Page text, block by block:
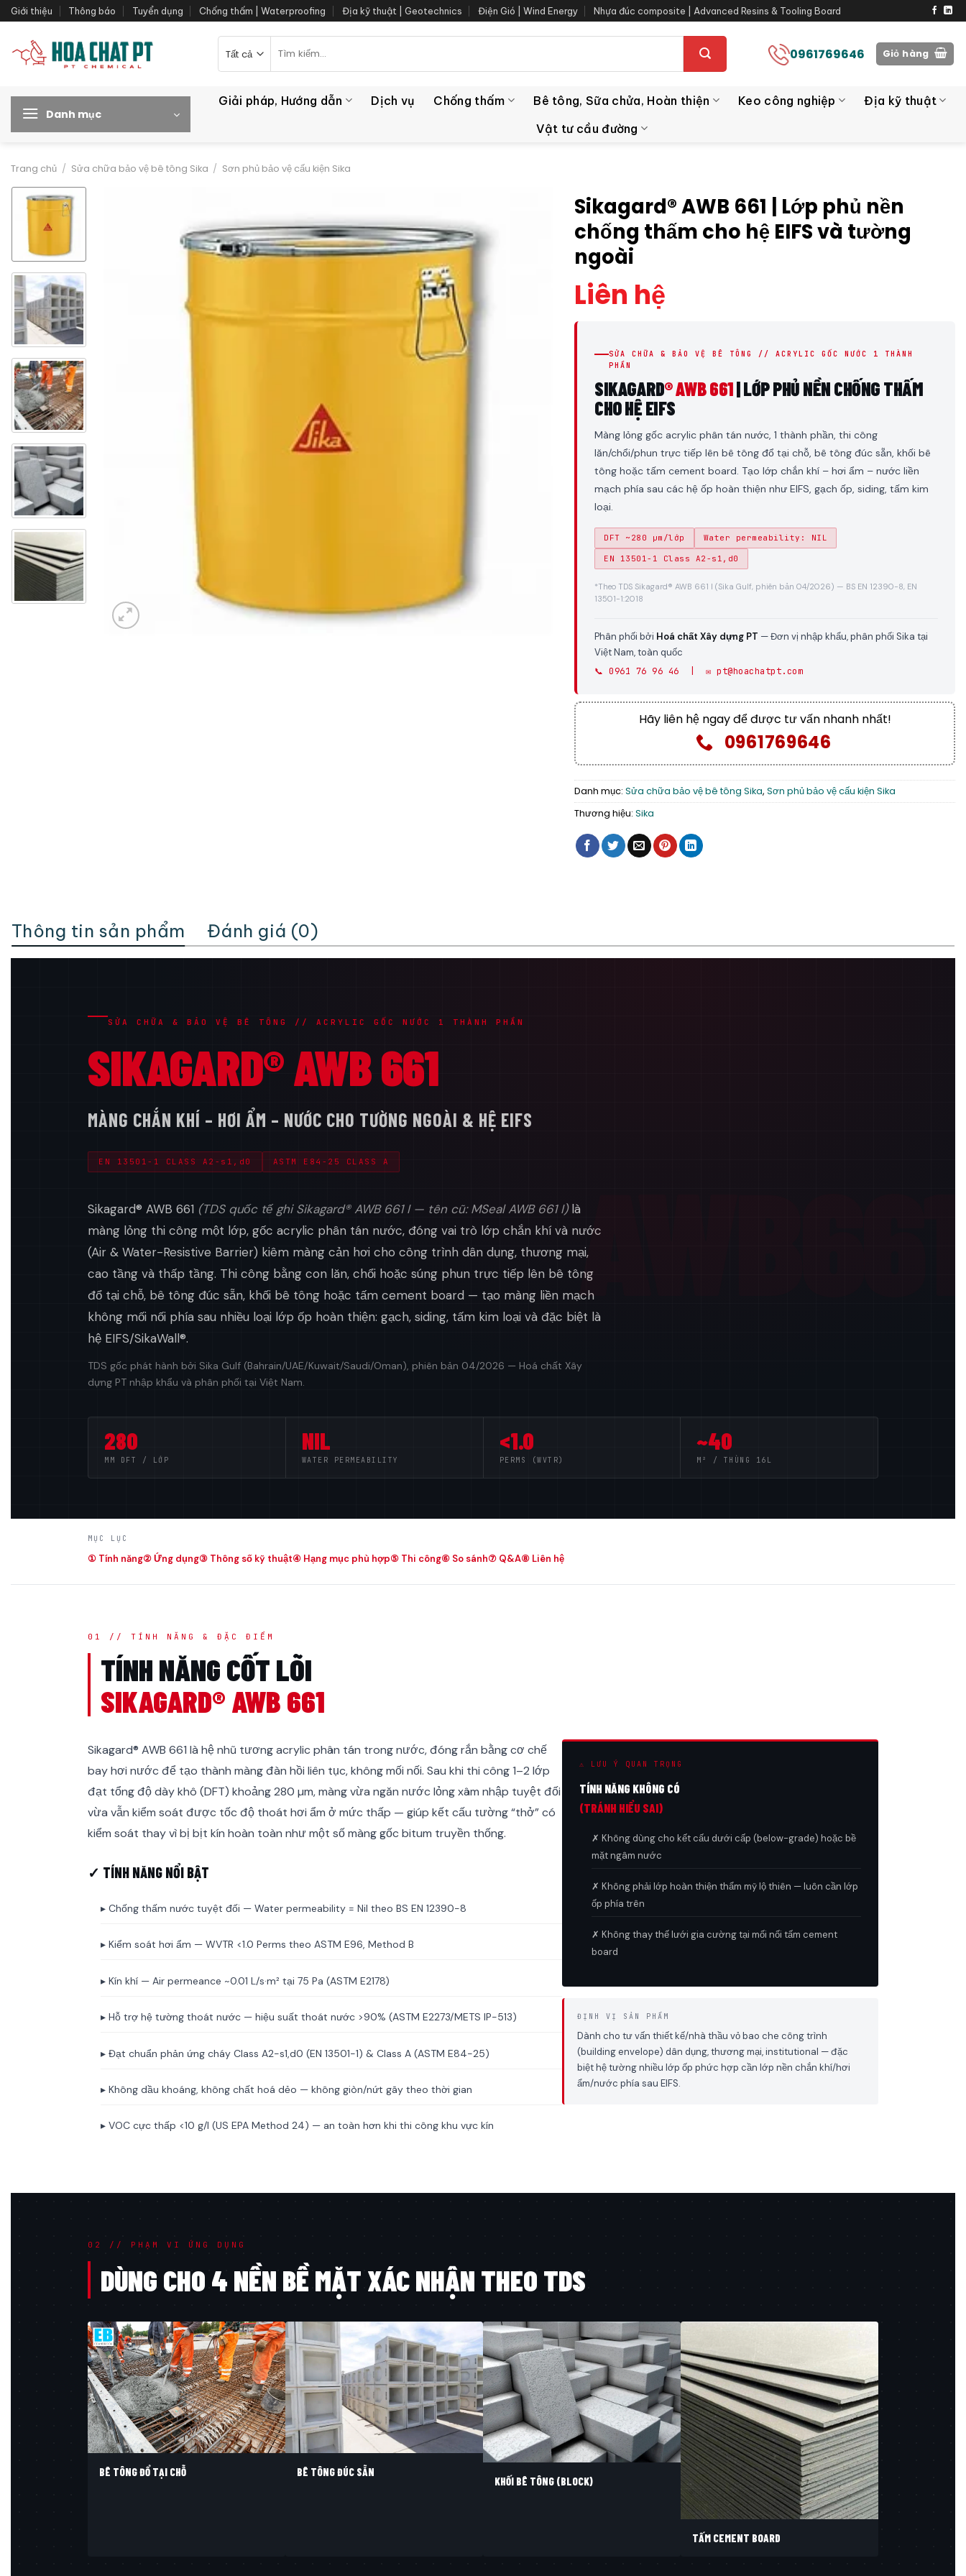
Bỏ
qua
dung
Giới thiệu Thông báo Tuyển dụng Chống thấm | Waterproofing Địa kỹ thuật | Geotechnics Điện Gió | Wind Energy Nhựa đúc composite | Advanced Resins & Tooling Board
kiếm:
0961769646 Giỏ hàng
Danh mục
Giải pháp, Hướng dẫn Dịch vụ Chống thấm Bê tông, Sữa chửa, Hoàn thiện Keo công nghiệp
Địa kỹ thuật
Vật tư cầu đường
Trang chủ / Sửa chữa bảo vệ bê tông Sika / Sơn phủ bảo vệ cấu kiện Sika
Sikagard® AWB 661 | Lớp phủ nền
chống thấm cho hệ EIFS và tường
ngoài
Liên hệ
SỬA CHỮA & BẢO VỆ BÊ TÔNG // ACRYLIC GỐC NƯỚC 1 THÀNH
PHẦN
SIKAGARD® AWB 661| LỚP PHỦ NỀN CHỐNG THẤM
CHO HỆ EIFS
Màng lỏng gốc acrylic phân tán nước, 1 thành phần, thi công
lăn/chổi/phun trực tiếp lên bê tông đổ tại chỗ, bê tông đúc sẵn, khối bê
tông hoặc tấm cement board. Tạo lớp chắn khí – hơi ẩm – nước liền
mạch phía sau các hệ ốp hoàn thiện như EIFS, gạch ốp, siding, tấm kim
loại.
DFT ~280 µm/lớp Water permeability: NIL
EN 13501-1 Class A2-s1,d0
*Theo TDS Sikagard® AWB 661 I (Sika Gulf, phiên bản 04/2026) — BS EN 12390-8, EN
13501-1:2018
Phân phối bởi Hoá chất Xây dựng PT — Đơn vị nhập khẩu, phân phối Sika tại
Việt Nam, toàn quốc
📞 0961 76 96 46 | ✉️ pt@hoachatpt.com
Hãy liên hệ ngay để được tư vấn nhanh nhất!
0961769646
Danh mục: Sửa chữa bảo vệ bê tông Sika, Sơn phủ bảo vệ cấu kiện Sika
Thương hiệu: Sika
Thông tin sản phẩm Đánh giá (0)
AWB661
SỬA CHỮA & BẢO VỆ BÊ TÔNG // ACRYLIC GỐC NƯỚC 1 THÀNH PHẦN
SIKAGARD® AWB 661
MÀNG CHẮN KHÍ – HƠI ẨM – NƯỚC CHO TƯỜNG NGOÀI & HỆ EIFS
EN 13501-1 CLASS A2-s1,d0 ASTM E84-25 CLASS A
Sikagard® AWB 661 (TDS quốc tế ghi Sikagard® AWB 661 I — tên cũ: MSeal AWB 661 I)là
màng lỏng thi công một lớp, gốc acrylic phân tán nước, đóng vai trò lớp chắn khí và nước
(Air & Water-Resistive Barrier) kiêm màng cản hơi cho công trình dân dụng, thương mại,
cao tầng và thấp tầng. Thi công bằng con lăn, chổi hoặc súng phun trực tiếp lên bê tông
đổ tại chỗ, bê tông đúc sẵn, khối bê tông hoặc tấm cement board — tạo màng liền mạch
không mối nối phía sau nhiều loại lớp ốp hoàn thiện: gạch, siding, tấm kim loại và đặc biệt là
hệ EIFS/SikaWall®.
TDS gốc phát hành bởi Sika Gulf (Bahrain/UAE/Kuwait/Saudi/Oman), phiên bản 04/2026 — Hoá chất Xây
dựng PT nhập khẩu và phân phối tại Việt Nam.
280
ΜM DFT / LỚP
NIL
WATER PERMEABILITY
<1.0
PERMS (WVTR)
~40
M² / THÙNG 16L
MỤC LỤC
① Tính năng② Ứng dụng③ Thông số kỹ thuật④ Hạng mục phù hợp⑤ Thi công⑥ So sánh⑦ Q&A⑧ Liên hệ
01 // TÍNH NĂNG & ĐẶC ĐIỂM
TÍNH NĂNG CỐT LÕI
SIKAGARD® AWB 661
Sikagard® AWB 661 là hệ nhũ tương acrylic phân tán trong nước, đóng rắn bằng cơ chế
bay hơi nước để tạo thành màng đàn hồi liên tục, không mối nối. Sau khi thi công 1–2 lớp
đạt tổng độ dày khô (DFT) khoảng 280 µm, màng vừa ngăn nước lỏng xâm nhập tuyệt đối
vừa vẫn kiểm soát được tốc độ thoát hơi ẩm ở mức thấp — giúp kết cấu tường “thở” có
kiểm soát thay vì bị bịt kín hoàn toàn như một số màng gốc bitum truyền thống.
✓ TÍNH NĂNG NỔI BẬT
▸ Chống thấm nước tuyệt đối — Water permeability = Nil theo BS EN 12390-8
▸ Kiểm soát hơi ẩm — WVTR <1.0 Perms theo ASTM E96, Method B
▸ Kín khí — Air permeance ~0.01 L/s·m² tại 75 Pa (ASTM E2178)
▸ Hỗ trợ hệ tường thoát nước — hiệu suất thoát nước >90% (ASTM E2273/METS IP-513)
▸ Đạt chuẩn phản ứng cháy Class A2-s1,d0 (EN 13501-1) & Class A (ASTM E84-25)
▸ Không dầu khoáng, không chất hoá dẻo — không giòn/nứt gãy theo thời gian
▸ VOC cực thấp <10 g/l (US EPA Method 24) — an toàn hơn khi thi công khu vực kín
⚠ LƯU Ý QUAN TRỌNG
TÍNH NĂNG KHÔNG CÓ
(TRÁNH HIỂU SAI)
✗ Không dùng cho kết cấu dưới cấp (below-grade) hoặc bề
mặt ngâm nước
✗ Không phải lớp hoàn thiện thẩm mỹ lộ thiên — luôn cần lớp
ốp phía trên
✗ Không thay thế lưới gia cường tại mối nối tấm cement
board
ĐỊNH VỊ SẢN PHẨM
Dành cho tư vấn thiết kế/nhà thầu vỏ bao che công trình
(building envelope) dân dụng, thương mại, institutional — đặc
biệt hệ tường nhiều lớp ốp phức hợp cần lớp nền chắn khí/hơi
ẩm/nước phía sau EIFS.
02 // PHẠM VI ỨNG DỤNG
DÙNG CHO 4 NỀN BỀ MẶT XÁC NHẬN THEO TDS
BÊ TÔNG ĐỔ TẠI CHỖ BÊ TÔNG ĐÚC SẴN
KHỐI BÊ TÔNG (BLOCK)
TẤM CEMENT BOARD